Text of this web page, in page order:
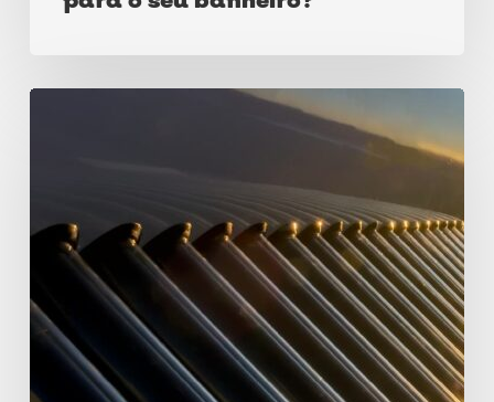
diferenças
entre
tipos